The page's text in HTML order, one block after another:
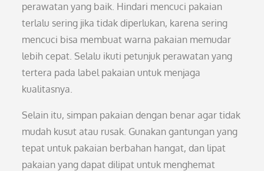
perawatan yang baik. Hindari mencuci pakaian
terlalu sering jika tidak diperlukan, karena sering
mencuci bisa membuat warna pakaian memudar
lebih cepat. Selalu ikuti petunjuk perawatan yang
tertera pada label pakaian untuk menjaga
kualitasnya.
Selain itu, simpan pakaian dengan benar agar tidak
mudah kusut atau rusak. Gunakan gantungan yang
tepat untuk pakaian berbahan hangat, dan lipat
pakaian yang dapat dilipat untuk menghemat